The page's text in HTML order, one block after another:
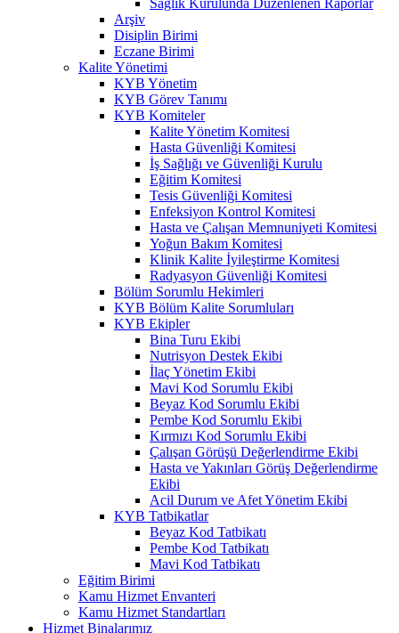
Arşiv
Disiplin Birimi
Eczane Birimi
Kalite Yönetimi
KYB Yönetim
KYB Görev Tanımı
KYB Komiteler
Kalite Yönetim Komitesi
Hasta Güvenliği Komitesi
İş Sağlığı ve Güvenliği Kurulu
Eğitim Komitesi
Tesis Güvenliği Komitesi
Enfeksiyon Kontrol Komitesi
Hasta ve Çalışan Memnuniyeti Komitesi
Yoğun Bakım Komitesi
Klinik Kalite İyileştirme Komitesi
Radyasyon Güvenliği Komitesi
Bölüm Sorumlu Hekimleri
KYB Bölüm Kalite Sorumluları
KYB Ekipler
Bina Turu Ekibi
Nutrisyon Destek Ekibi
İlaç Yönetim Ekibi
Mavi Kod Sorumlu Ekibi
Beyaz Kod Sorumlu Ekibi
Pembe Kod Sorumlu Ekibi
Kırmızı Kod Sorumlu Ekibi
Çalışan Görüşü Değerlendirme Ekibi
Hasta ve Yakınları Görüş Değerlendirme
Ekibi
Acil Durum ve Afet Yönetim Ekibi
KYB Tatbikatlar
Beyaz Kod Tatbikatı
Pembe Kod Tatbikatı
Mavi Kod Tatbikatı
Eğitim Birimi
Kamu Hizmet Envanteri
Kamu Hizmet Standartları
Hizmet Binalarımız